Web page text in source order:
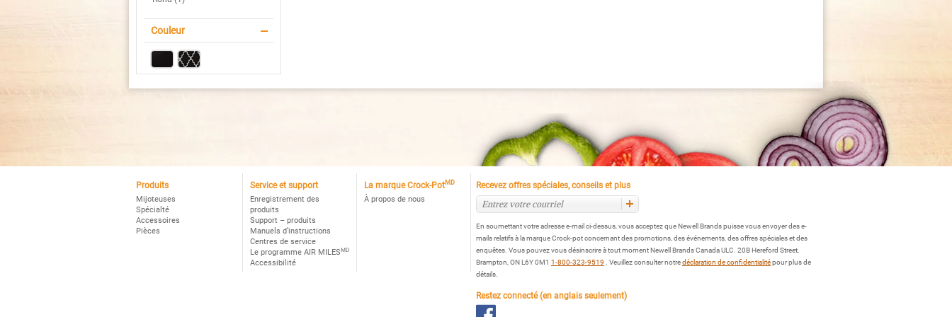
Couleur
Produits
Mijoteuses
Spécialté
Accessoires
Pièces
Service et support
Enregistrement des
produits
Support – produits
Manuels d’instructions
Centres de service
Le programme AIR MILESMD
Accessibilité
La marque Crock-PotMD
À propos de nous
Recevez offres spéciales, conseils et plus
En soumettant votre adresse e-mail ci-dessus, vous acceptez que Newell Brands puisse vous envoyer des e-
mails relatifs à la marque Crock-pot concernant des promotions, des événements, des offres spéciales et des
enquêtes. Vous pouvez vous désinscrire à tout moment Newell Brands Canada ULC. 20B Hereford Street,
Brampton, ON L6Y 0M1 1-800-323-9519 . Veuillez consulter notredéclaration de confidentialitépour plus de
détails.
Restez connecté (en anglais seulement)